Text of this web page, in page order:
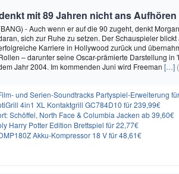
mit 89 Jahren nicht ans Aufhören
- Auch wenn er auf die 90 zugeht, denkt
sich zur Ruhe zu setzen. Der Schauspieler
Karriere in Hollywood zurück und
– darunter seine Oscar-prämierte Darstellung in
Jahr 2004. Im kommenden Juni wird Freeman […]
und Serien-Soundtracks Partyspiel-Erweiterung
4in1 XL Kontaktgrill GC784D10 für 239,99€
Schöffel, North Face & Columbia Jacken ab 39,60€
Harry Potter Edition Brettspiel für 22,77€
Akku-Kompressor 18 V für 48,61€